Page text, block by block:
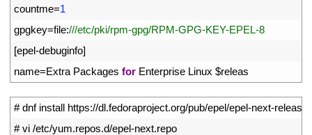
countme=1
gpgkey=file:///etc/pki/rpm-gpg/RPM-GPG-KEY-EPEL-8
[epel-debuginfo]
name=Extra Packages for Enterprise Linux $releas
# dnf install https://dl.fedoraproject.org/pub/epel/epel-next-
# vi /etc/yum.repos.d/epel-next.repo